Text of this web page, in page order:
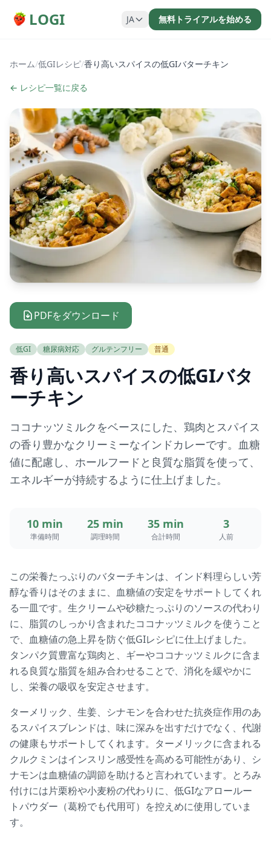
LOGI JA 無料トライアルを始める
ホーム/低GIレシピ/香り高いスパイスの低GIバターチキン
← レシピ一覧に戻る
PDFをダウンロード
低GI 糖尿病対応 グルテンフリー 普通
香り高いスパイスの低GIバタ
ーチキン
ココナッツミルクをベースにした、鶏肉とスパイス
の香り豊かなクリーミーなインドカレーです。血糖
値に配慮し、ホールフードと良質な脂質を使って、
エネルギーが持続するように仕上げました。
10 min
準備時間
25 min
調理時間
35 min
合計時間
3
人前
この栄養たっぷりのバターチキンは、インド料理らしい芳
醇な香りはそのままに、血糖値の安定をサポートしてくれ
る一皿です。生クリームや砂糖たっぷりのソースの代わり
に、脂質のしっかり含まれたココナッツミルクを使うこと
で、血糖値の急上昇を防ぐ低GIレシピに仕上げました。
タンパク質豊富な鶏肉と、ギーやココナッツミルクに含ま
れる良質な脂質を組み合わせることで、消化を緩やかに
し、栄養の吸収を安定させます。
ターメリック、生姜、シナモンを合わせた抗炎症作用のあ
るスパイスブレンドは、味に深みを出すだけでなく、代謝
の健康もサポートしてくれます。ターメリックに含まれる
クルクミンはインスリン感受性を高める可能性があり、シ
ナモンは血糖値の調節を助けると言われています。とろみ
付けには片栗粉や小麦粉の代わりに、低GIなアロールー
トパウダー（葛粉でも代用可）を控えめに使用していま
す。